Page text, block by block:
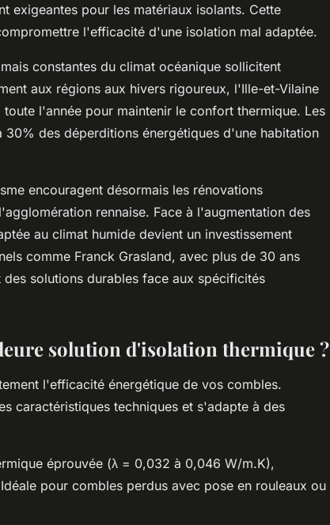
exigeantes pour les matériaux isolants. Cette
l'efficacité d'une isolation mal adaptée.
constantes du climat océanique sollicitent
aux régions aux hivers rigoureux, l'Ille-et-Vilaine
toute l'année pour maintenir le confort thermique. Les
des déperditions énergétiques d'une habitation
encouragent désormais les rénovations
rennaise. Face à l'augmentation des
au climat humide devient un investissement
comme Franck Grasland, avec plus de 30 ans
solutions durables face aux spécificités
solution d'isolation thermique ?
l'efficacité énergétique de vos combles.
caractéristiques techniques et s'adapte à des
éprouvée (λ = 0,032 à 0,046 W/m.K),
pour combles perdus avec pose en rouleaux ou